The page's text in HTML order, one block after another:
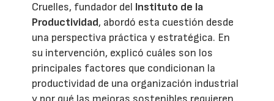
Cruelles, fundador del Instituto de la
Productividad, abordó esta cuestión desde
una perspectiva práctica y estratégica. En
su intervención, explicó cuáles son los
principales factores que condicionan la
productividad de una organización industrial